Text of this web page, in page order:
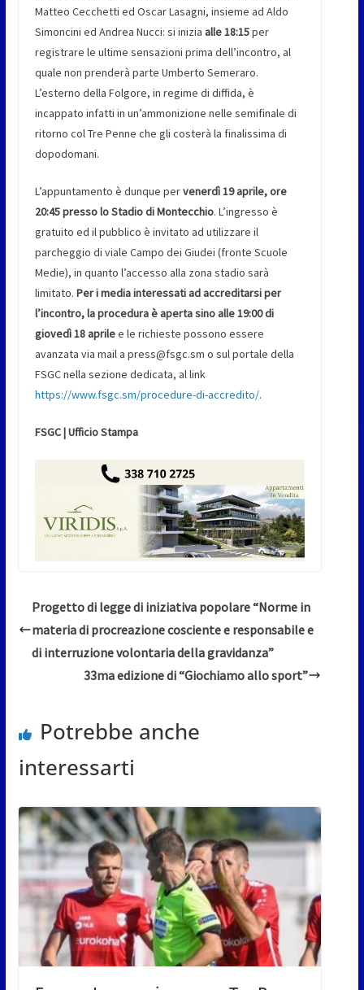
Matteo Cecchetti ed Oscar Lasagni, insieme ad Aldo
Simoncini ed Andrea Nucci: si inizia alle 18:15per
registrare le ultime sensazioni prima dell’incontro, al
quale non prenderà parte Umberto Semeraro.
L’esterno della Folgore, in regime di diffida, è
incappato infatti in un’ammonizione nelle semifinale di
ritorno col Tre Penne che gli costerà la finalissima di
dopodomani.
L’appuntamento è dunque pervenerdì 19 aprile, ore
20:45 presso lo Stadio di Montecchio. L’ingresso è
gratuito ed il pubblico è invitato ad utilizzare il
parcheggio di viale Campo dei Giudei (fronte Scuole
Medie), in quanto l’accesso alla zona stadio sarà
limitato. Per i media interessati ad accreditarsi per
l’incontro,la procedura è aperta sino alle 19:00 di
giovedì 18 aprilee le richieste possono essere
avanzata via mail a press@fsgc.sm o sul portale della
FSGC nella sezione dedicata, al link
https://www.fsgc.sm/procedure-di-accredito/.
FSGC | Ufficio Stampa
Progetto di legge di iniziativa popolare “Norme in
materia di procreazione cosciente e responsabile e
di interruzione volontaria della gravidanza”
33ma edizione di “Giochiamo allo sport”
Potrebbe anche
interessarti